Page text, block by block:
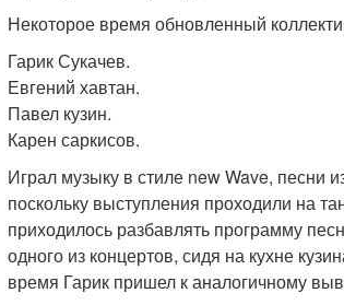
Некоторое время обновленный
Гарик Сукачев.
Евгений хавтан.
Павел кузин.
Карен саркисов.
Играл музыку в стиле new Wave, песни
поскольку выступления проходили на
приходилось разбавлять программу
одного из концертов, сидя на кухне
время Гарик пришел к аналогичному